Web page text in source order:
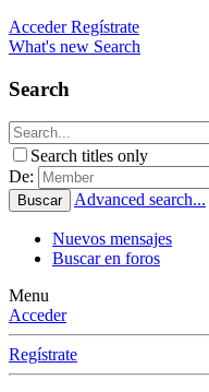
Acceder Regístrate
What's new Search
Search
Search titles only
De:
Buscar Advanced search...
Nuevos mensajes
Buscar en foros
Menu
Acceder
Regístrate